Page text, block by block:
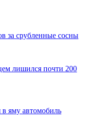
за срубленные сосны
лишился почти 200
яму автомобиль